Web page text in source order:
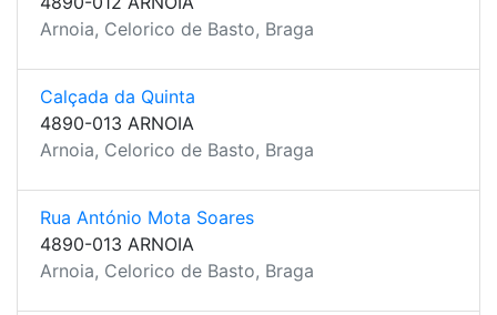
Arnoia, Celorico de Basto, Braga
Calçada da Quinta
4890-013 ARNOIA
Arnoia, Celorico de Basto, Braga
Rua António Mota Soares
4890-013 ARNOIA
Arnoia, Celorico de Basto, Braga